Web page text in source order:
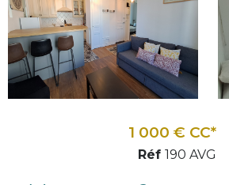
1 000 € CC*
Réf 190 AVG